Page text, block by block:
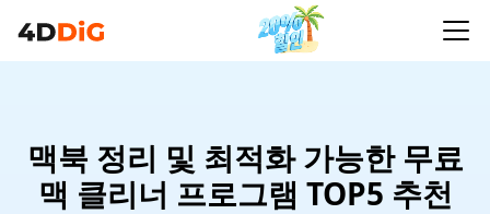
맥북 정리 및 최적화 가능한 무료
맥 클리너 프로그램 TOP5 추천